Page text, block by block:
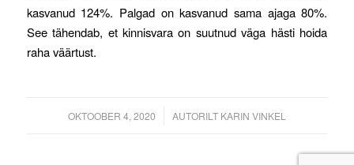
kasvanud 124%. Palgad on kasvanud sama ajaga 80%.
See tähendab, et kinnisvara on suutnud väga hästi hoida
raha väärtust.
OKTOOBER 4, 2020
/ AUTORILT KARIN VINKEL